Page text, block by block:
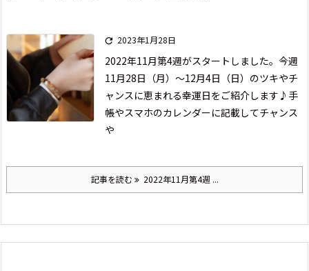
 2023年1月28日
2022年11月第4週がスタートしました。 今週
11月28日（月）～12月4日（日）のツキやチ
ャンスに恵まれる幸運日をご紹介します♪ 手
帳やスマホのカレンダーに記載してチャンス
や
記事を読む 2022年11月第4週 ...